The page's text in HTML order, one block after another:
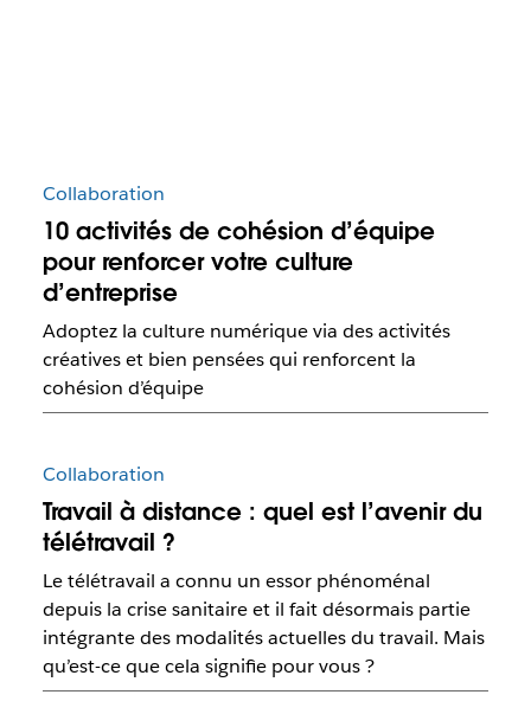
Collaboration
10 activités de cohésion d’équipe
pour renforcer votre culture
d’entreprise
Adoptez la culture numérique via des activités
créatives et bien pensées qui renforcent la
cohésion d’équipe
Collaboration
Travail à distance : quel est l’avenir du
télétravail ?
Le télétravail a connu un essor phénoménal
depuis la crise sanitaire et il fait désormais partie
intégrante des modalités actuelles du travail. Mais
qu’est-ce que cela signifie pour vous ?